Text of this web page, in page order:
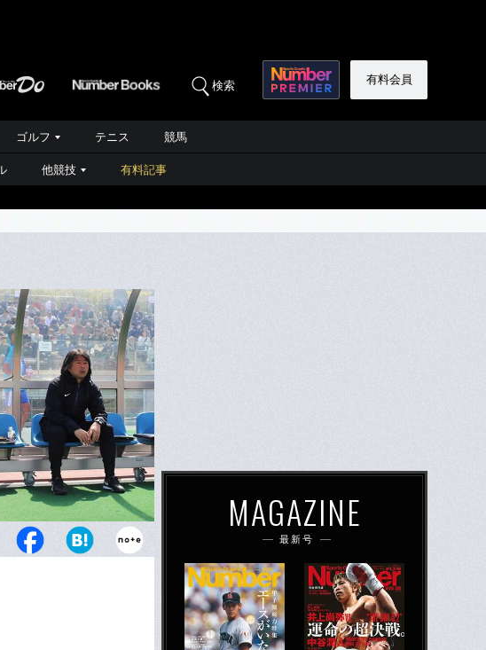
検索 有料会員
ゴルフ テニス 競馬
他競技 有料記事
朝岡隆蔵監督、コーチの式
MAGAZINE
最新号